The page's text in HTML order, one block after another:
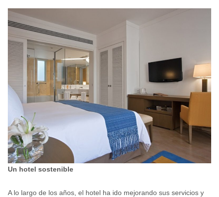
Un hotel sostenible
A lo largo de los años, el hotel ha ido mejorando sus servicios y